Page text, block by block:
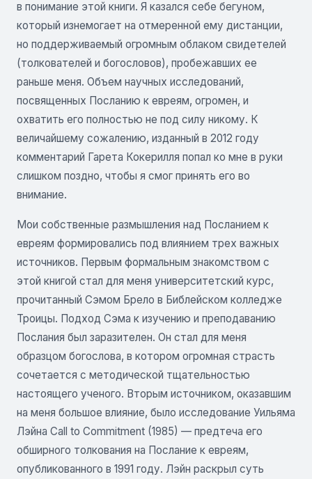
в понимание этой книги. Я казался себе бегуном,
который изнемогает на отмеренной ему дистанции,
но поддерживаемый огромным облаком свидетелей
(толкователей и богословов), пробежавших ее
раньше меня. Объем научных исследований,
посвященных Посланию к евреям, огромен, и
охватить его полностью не под силу никому. К
величайшему сожалению, изданный в 2012 году
комментарий Гарета Кокерилля попал ко мне в руки
слишком поздно, чтобы я смог принять его во
внимание.
Мои собственные размышления над Посланием к
евреям формировались под влиянием трех важных
источников. Первым формальным знакомством с
этой книгой стал для меня университетский курс,
прочитанный Сэмом Брело в Библейском колледже
Троицы. Подход Сэма к изучению и преподаванию
Послания был заразителен. Он стал для меня
образцом богослова, в котором огромная страсть
сочетается с методической тщательностью
настоящего ученого. Вторым источником, оказавшим
на меня большое влияние, было исследование Уильяма
Лэйна Call to Commitment (1985) — предтеча его
обширного толкования на Послание к евреям,
опубликованного в 1991 году. Лэйн раскрыл суть